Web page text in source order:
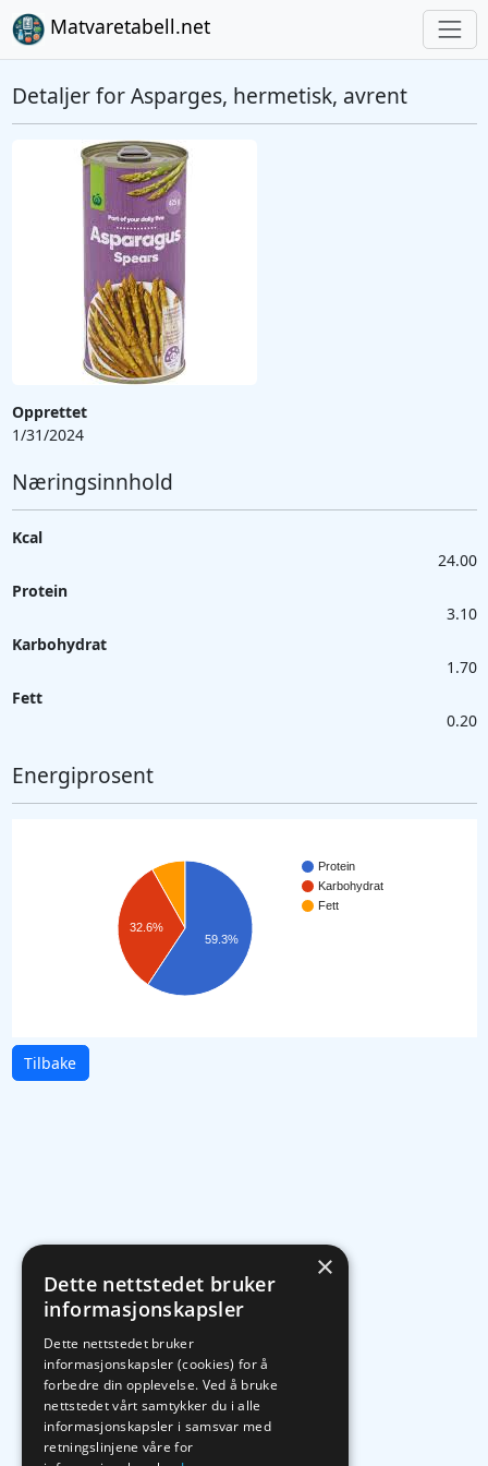
Matvaretabell.net
Detaljer for Asparges, hermetisk, avrent
Opprettet
1/31/2024
Næringsinnhold
Kcal
24.00
Protein
3.10
Karbohydrat
1.70
Fett
0.20
Energiprosent
Protein
Karbohydrat
Fett
32.6%
59.3%
Tilbake
×
Dette nettstedet bruker
informasjonskapsler
Dette nettstedet bruker
informasjonskapsler (cookies) for å
forbedre din opplevelse. Ved å bruke
nettstedet vårt samtykker du i alle
informasjonskapsler i samsvar med
retningslinjene våre for